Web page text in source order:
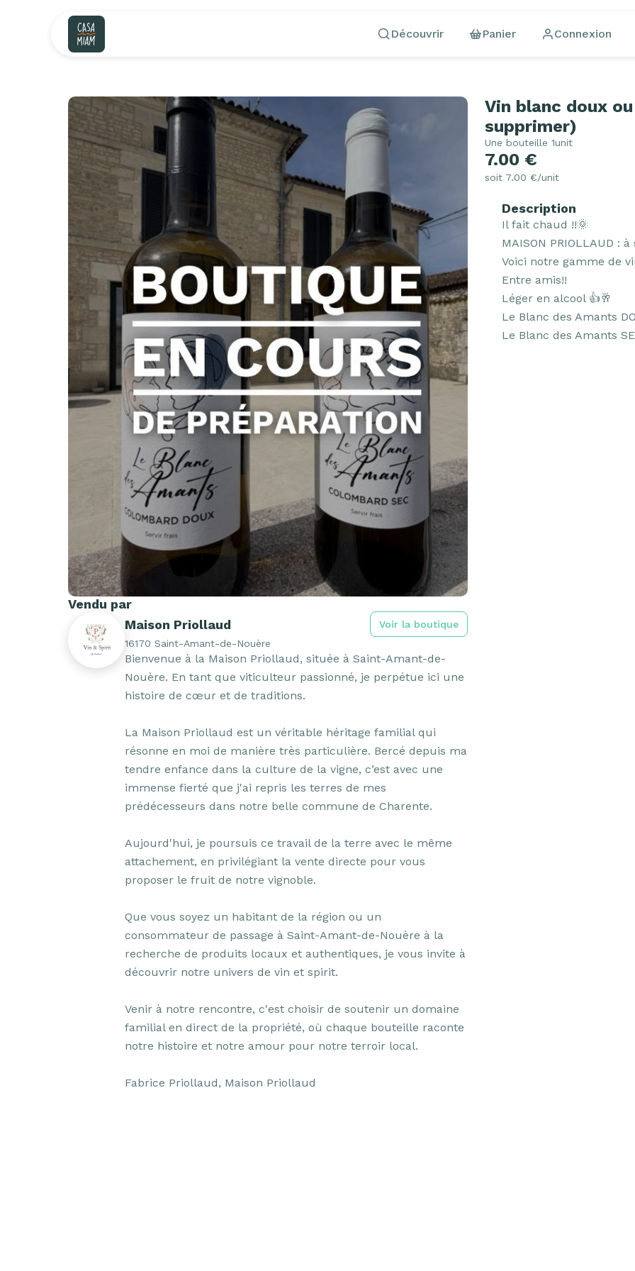
Découvrir Panier Connexion
Vendu par
Maison Priollaud
Voir la boutique
16170 Saint-Amant-de-Nouère
Bienvenue à la Maison Priollaud, située à Saint-Amant-de-
Nouère. En tant que viticulteur passionné, je perpétue ici une
histoire de cœur et de traditions.
La Maison Priollaud est un véritable héritage familial qui
résonne en moi de manière très particulière. Bercé depuis ma
tendre enfance dans la culture de la vigne, c’est avec une
immense fierté que j'ai repris les terres de mes
prédécesseurs dans notre belle commune de Charente.
Aujourd'hui, je poursuis ce travail de la terre avec le même
attachement, en privilégiant la vente directe pour vous
proposer le fruit de notre vignoble.
Que vous soyez un habitant de la région ou un
consommateur de passage à Saint-Amant-de-Nouère à la
recherche de produits locaux et authentiques, je vous invite à
découvrir notre univers de vin et spirit.
Venir à notre rencontre, c'est choisir de soutenir un domaine
familial en direct de la propriété, où chaque bouteille raconte
notre histoire et notre amour pour notre terroir local.
Fabrice Priollaud, Maison Priollaud
Vin blanc doux
supprimer)
Une bouteille 1unit
7.00 €
soit 7.00 €/unit
Description
Il fait chaud !!🌞
MAISON PRIOLLAUD :
Voici notre gamme de
Entre amis!!
Léger en alcool 👍🥂
Le Blanc des Amants
Le Blanc des Amants